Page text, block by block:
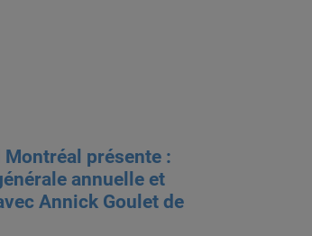
Montréal présente :
annuelle et
Annick Goulet de